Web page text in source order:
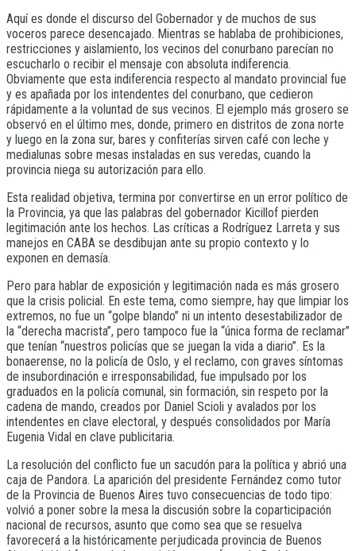
Aquí es donde el discurso del Gobernador y de muchos de sus
voceros parece desencajado. Mientras se hablaba de prohibiciones,
restricciones y aislamiento, los vecinos del conurbano parecían no
escucharlo o recibir el mensaje con absoluta indiferencia.
Obviamente que esta indiferencia respecto al mandato provincial fue
y es apañada por los intendentes del conurbano, que cedieron
rápidamente a la voluntad de sus vecinos. El ejemplo más grosero se
observó en el último mes, donde, primero en distritos de zona norte
y luego en la zona sur, bares y confiterías sirven café con leche y
medialunas sobre mesas instaladas en sus veredas, cuando la
provincia niega su autorización para ello.
Esta realidad objetiva, termina por convertirse en un error político de
la Provincia, ya que las palabras del gobernador Kicillof pierden
legitimación ante los hechos. Las críticas a Rodríguez Larreta y sus
manejos en CABA se desdibujan ante su propio contexto y lo
exponen en demasía.
Pero para hablar de exposición y legitimación nada es más grosero
que la crisis policial. En este tema, como siempre, hay que limpiar los
extremos, no fue un “golpe blando” ni un intento desestabilizador de
la “derecha macrista”, pero tampoco fue la “única forma de reclamar”
que tenían “nuestros policías que se juegan la vida a diario”. Es la
bonaerense, no la policía de Oslo, y el reclamo, con graves síntomas
de insubordinación e irresponsabilidad, fue impulsado por los
graduados en la policía comunal, sin formación, sin respeto por la
cadena de mando, creados por Daniel Scioli y avalados por los
intendentes en clave electoral, y después consolidados por María
Eugenia Vidal en clave publicitaria.
La resolución del conflicto fue un sacudón para la política y abrió una
caja de Pandora. La aparición del presidente Fernández como tutor
de la Provincia de Buenos Aires tuvo consecuencias de todo tipo:
volvió a poner sobre la mesa la discusión sobre la coparticipación
nacional de recursos, asunto que como sea que se resuelva
favorecerá a la históricamente perjudicada provincia de Buenos